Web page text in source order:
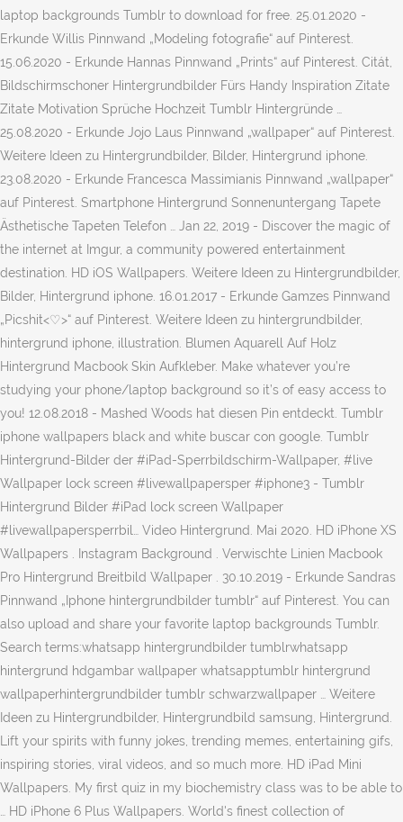
laptop backgrounds Tumblr to download for free. 25.01.2020 -
Erkunde Willis Pinnwand „Modeling fotografie“ auf Pinterest.
15.06.2020 - Erkunde Hannas Pinnwand „Prints“ auf Pinterest. Citát,
Bildschirmschoner Hintergrundbilder Fürs Handy Inspiration Zitate
Zitate Motivation Sprüche Hochzeit Tumblr Hintergründe …
25.08.2020 - Erkunde Jojo Laus Pinnwand „wallpaper“ auf Pinterest.
Weitere Ideen zu Hintergrundbilder, Bilder, Hintergrund iphone.
23.08.2020 - Erkunde Francesca Massimianis Pinnwand „wallpaper“
auf Pinterest. Smartphone Hintergrund Sonnenuntergang Tapete
Ästhetische Tapeten Telefon … Jan 22, 2019 - Discover the magic of
the internet at Imgur, a community powered entertainment
destination. HD iOS Wallpapers. Weitere Ideen zu Hintergrundbilder,
Bilder, Hintergrund iphone. 16.01.2017 - Erkunde Gamzes Pinnwand
„Picshit<♡>“ auf Pinterest. Weitere Ideen zu hintergrundbilder,
hintergrund iphone, illustration. Blumen Aquarell Auf Holz
Hintergrund Macbook Skin Aufkleber. Make whatever you’re
studying your phone/laptop background so it’s of easy access to
you! 12.08.2018 - Mashed Woods hat diesen Pin entdeckt. Tumblr
iphone wallpapers black and white buscar con google. Tumblr
Hintergrund-Bilder der #iPad-Sperrbildschirm-Wallpaper, #live
Wallpaper lock screen #livewallpapersper #iphone3 - Tumblr
Hintergrund Bilder #iPad lock screen Wallpaper
#livewallpapersperrbil… Video Hintergrund. Mai 2020. HD iPhone XS
Wallpapers . Instagram Background . Verwischte Linien Macbook
Pro Hintergrund Breitbild Wallpaper . 30.10.2019 - Erkunde Sandras
Pinnwand „Iphone hintergrundbilder tumblr“ auf Pinterest. You can
also upload and share your favorite laptop backgrounds Tumblr.
Search terms:whatsapp hintergrundbilder tumblrwhatsapp
hintergrund hdgambar wallpaper whatsapptumblr hintergrund
wallpaperhintergrundbilder tumblr schwarzwallpaper … Weitere
Ideen zu Hintergrundbilder, Hintergrundbild samsung, Hintergrund.
Lift your spirits with funny jokes, trending memes, entertaining gifs,
inspiring stories, viral videos, and so much more. HD iPad Mini
Wallpapers. My first quiz in my biochemistry class was to be able to
… HD iPhone 6 Plus Wallpapers. World's finest collection of